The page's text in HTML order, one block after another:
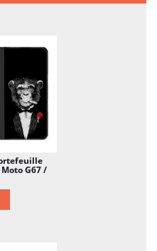
G67 /